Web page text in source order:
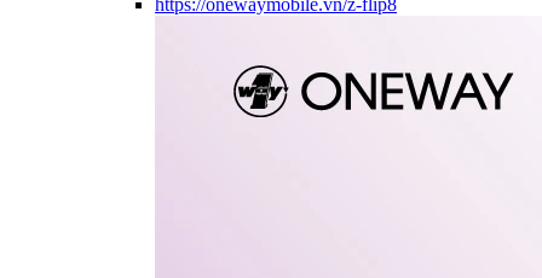
https://onewaymobile.vn/z-flip8